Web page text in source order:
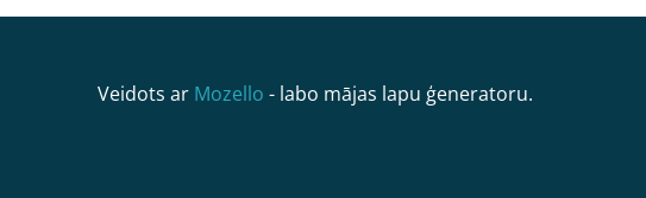
Veidots ar Mozello - labo mājas lapu ģeneratoru.